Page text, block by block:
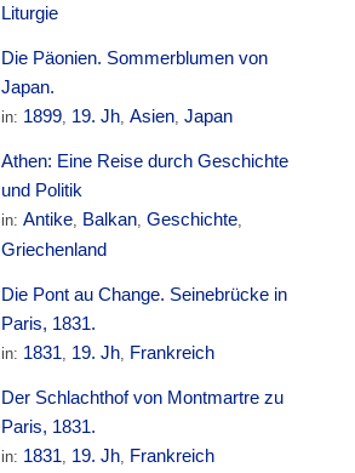
Liturgie
Die Päonien. Sommerblumen von
Japan.
in: 1899, 19. Jh,Asien,Japan
Athen: Eine Reise durch Geschichte
und Politik
in:Antike, Balkan,Geschichte,
Griechenland
Die Pont au Change. Seinebrücke in
Paris, 1831.
in: 1831, 19. Jh, Frankreich
Der Schlachthof von Montmartre zu
Paris, 1831.
in: 1831, 19. Jh, Frankreich